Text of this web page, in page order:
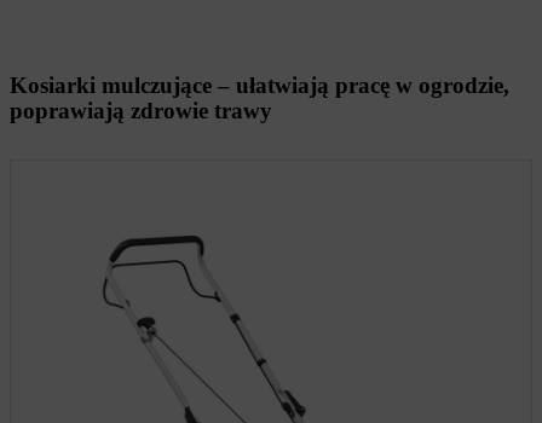
Kosiarki mulczujące – ułatwiają pracę w ogrodzie,
poprawiają zdrowie trawy